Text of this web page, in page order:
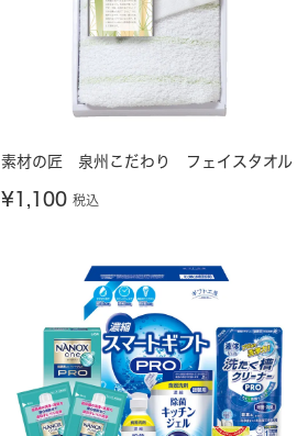
素材の匠 泉州こだわり フェイスタオル
¥1,100 税込